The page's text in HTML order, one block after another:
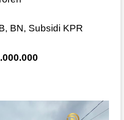
BN, Subsidi KPR